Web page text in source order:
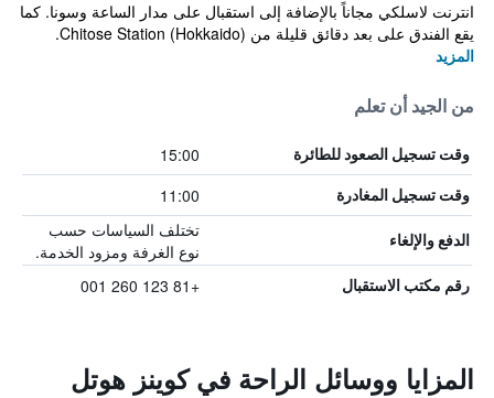
انترنت لاسلكي مجاناً بالإضافة إلى استقبال على مدار الساعة وسونا. كما
يقع الفندق على بعد دقائق قليلة من Chitose Station (Hokkaido).
المزيد
من الجيد أن تعلم
وقت تسجيل الصعود للطائرة 15:00
وقت تسجيل المغادرة 11:00
الدفع والإلغاء
تختلف السياسات حسب
نوع الغرفة ومزود الخدمة.
رقم مكتب الاستقبال +81 123 260 001
المزايا ووسائل الراحة في كوينز هوتل